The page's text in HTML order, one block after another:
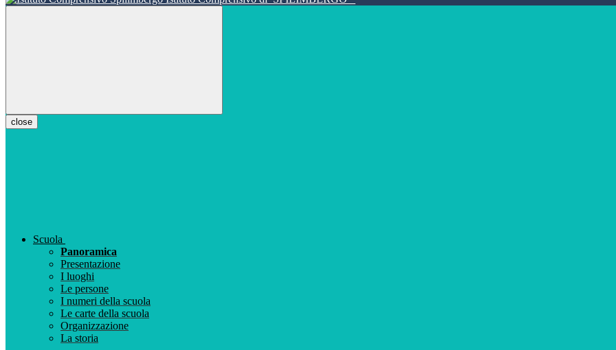
close
Scuola
Panoramica
Presentazione
I luoghi
Le persone
I numeri della scuola
Le carte della scuola
Organizzazione
La storia